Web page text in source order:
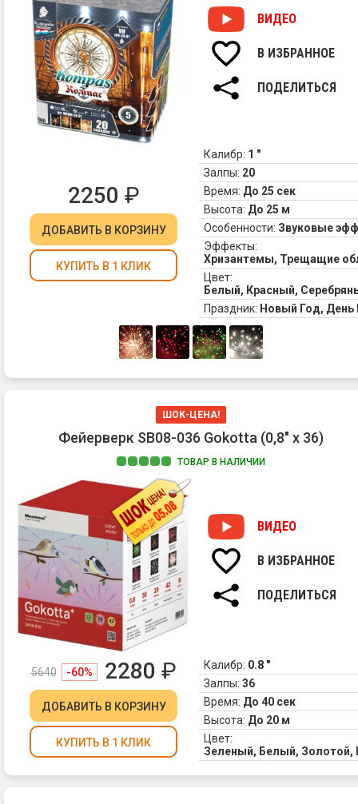
ВИДЕО
В ИЗБРАННОЕ
ПОДЕЛИТЬСЯ
2250 ₽
ДОБАВИТЬ В КОРЗИНУ
КУПИТЬ В 1 КЛИК
Калибр: 1 "
Залпы: 20
Время: До 25 сек
Высота: До 25 м
Особенности: Звуковые
Эффекты:
Хризантемы, Трещащие
Цвет:
Белый, Красный,
Праздник: Новый Год,
ШОК-ЦЕНА!
Фейерверк SB08-036 Gokotta (0,8" х 36)
ТОВАР В НАЛИЧИИ
ВИДЕО
В ИЗБРАННОЕ
ПОДЕЛИТЬСЯ
5640 -60% 2280 ₽
ДОБАВИТЬ В КОРЗИНУ
КУПИТЬ В 1 КЛИК
Калибр: 0.8 "
Залпы: 36
Время: До 40 сек
Высота: До 20 м
Цвет:
Зеленый, Белый,